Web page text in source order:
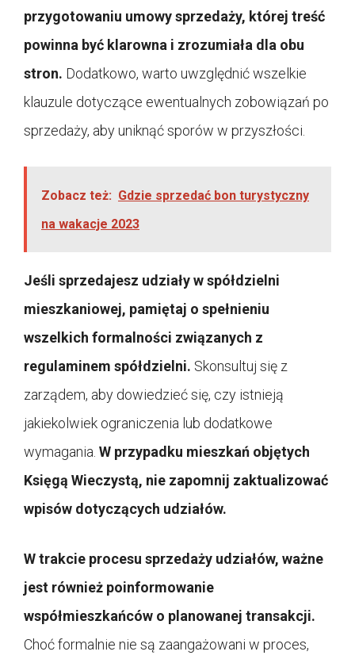
przygotowaniu umowy sprzedaży, której treść
powinna być klarowna i zrozumiała dla obu
stron. Dodatkowo, warto uwzględnić wszelkie
klauzule dotyczące ewentualnych zobowiązań po
sprzedaży, aby uniknąć sporów w przyszłości.
Zobacz też: Gdzie sprzedać bon turystyczny
na wakacje 2023
Jeśli sprzedajesz udziały w spółdzielni
mieszkaniowej, pamiętaj o spełnieniu
wszelkich formalności związanych z
regulaminem spółdzielni. Skonsultuj się z
zarządem, aby dowiedzieć się, czy istnieją
jakiekolwiek ograniczenia lub dodatkowe
wymagania. W przypadku mieszkań objętych
Księgą Wieczystą, nie zapomnij zaktualizować
wpisów dotyczących udziałów.
W trakcie procesu sprzedaży udziałów, ważne
jest również poinformowanie
współmieszkańców o planowanej transakcji.
Choć formalnie nie są zaangażowani w proces,